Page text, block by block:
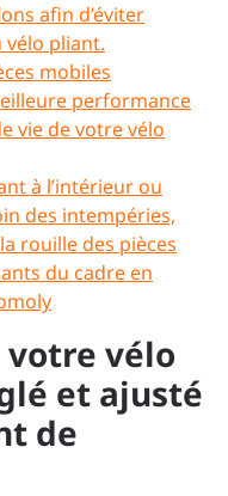
afin d’éviter
vélo pliant.
mobiles
performance
vie de votre vélo
à l’intérieur ou
des intempéries,
rouille des pièces
du cadre en
votre vélo
et ajusté
de